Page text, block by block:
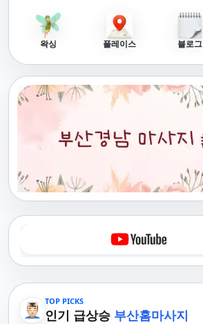
왁싱 플레이스 블로그
TOP PICKS
인기 급상승 부산홈마사지